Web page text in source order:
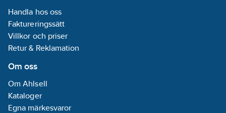
Handla hos oss
Faktureringssätt
Villkor och priser
Retur & Reklamation
Om oss
Om Ahlsell
Kataloger
Egna märkesvaror